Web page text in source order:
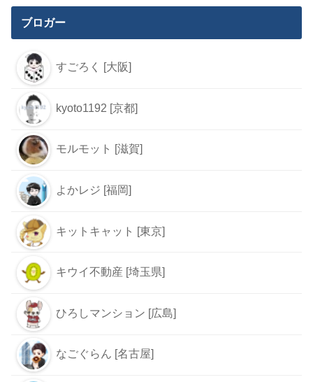
ブロガー
すごろく [大阪]
kyoto1192 [京都]
モルモット [滋賀]
よかレジ [福岡]
キットキャット [東京]
キウイ不動産 [埼玉県]
ひろしマンション [広島]
なごぐらん [名古屋]